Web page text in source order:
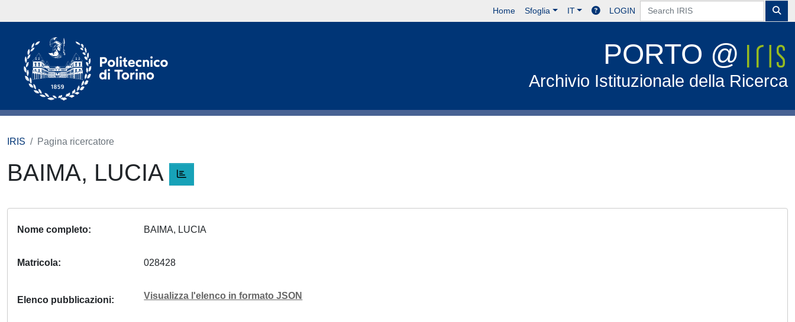
Home Sfoglia IT LOGIN
PORTO @
Archivio Istituzionale della Ricerca
IRIS Pagina ricercatore
BAIMA, LUCIA
Nome completo BAIMA, LUCIA
Matricola 028428
Elenco pubblicazioni Visualizza l'elenco in formato JSON